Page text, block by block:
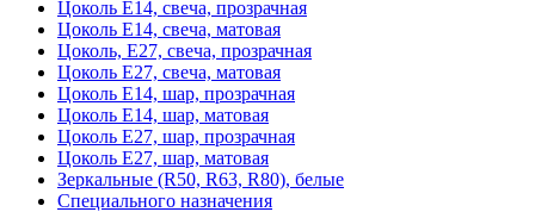
Цоколь Е14, свеча, прозрачная
Цоколь Е14, свеча, матовая
Цоколь, Е27, свеча, прозрачная
Цоколь Е27, свеча, матовая
Цоколь Е14, шар, прозрачная
Цоколь Е14, шар, матовая
Цоколь Е27, шар, прозрачная
Цоколь Е27, шар, матовая
Зеркальные (R50, R63, R80), белые
Специального назначения